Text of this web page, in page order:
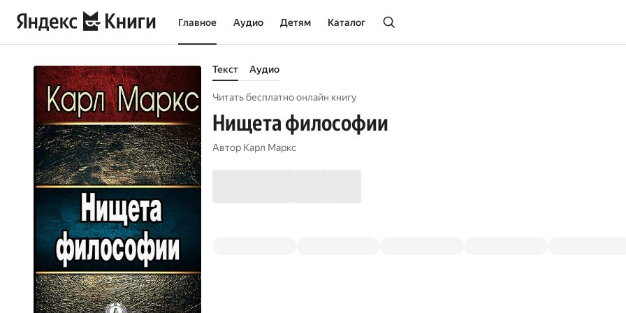
Главное Аудио Детям Каталог
Текст Аудио
Читать бесплатно онлайн книгу
Нищета философии
Автор Карл Маркс